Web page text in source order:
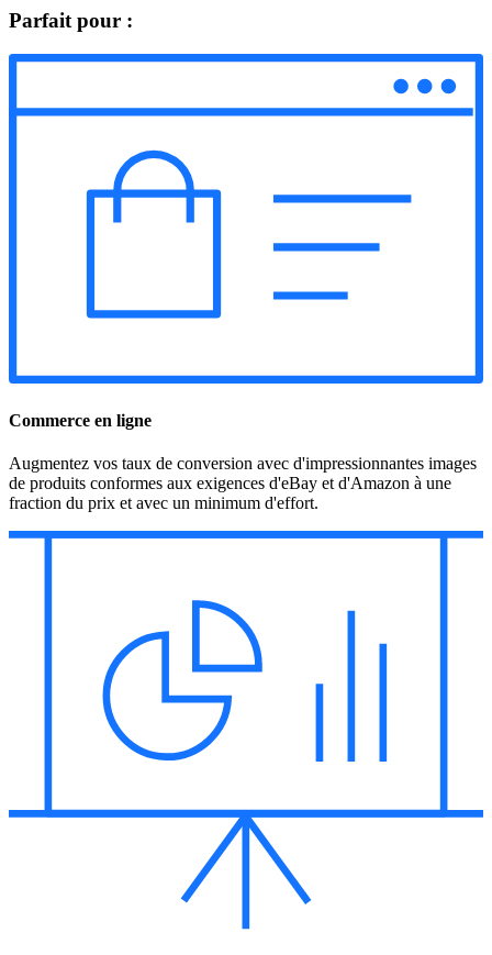
Parfait pour :
Commerce en ligne
Augmentez vos taux de conversion avec d'impressionnantes images
de produits conformes aux exigences d'eBay et d'Amazon à une
fraction du prix et avec un minimum d'effort.